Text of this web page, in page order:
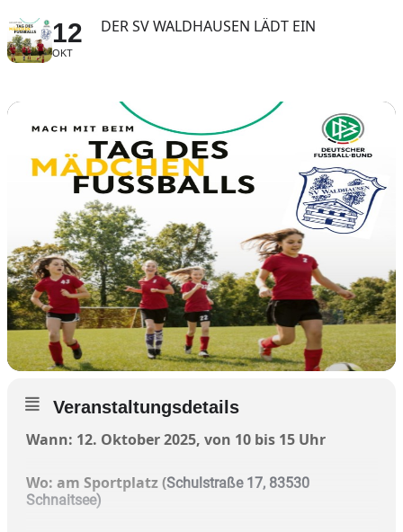
12
OKT
DER SV WALDHAUSEN LÄDT EIN
Veranstaltungsdetails
Wann: 12. Oktober 2025, von 10 bis 15 Uhr
Wo: am Sportplatz (Schulstraße 17, 83530
Schnaitsee)